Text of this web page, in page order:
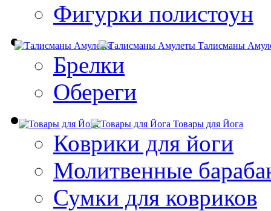
Фигурки полистоун
Талисманы
Брелки
Обереги
Товары для Йога
Коврики для йоги
Молитвенные
Сумки для ковриков